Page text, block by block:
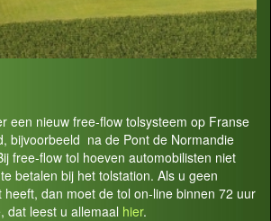
een nieuw free-flow tolsysteem op Franse
bijvoorbeeld na de Pont de Normandie
free-flow tol hoeven automobilisten niet
betalen bij het tolstation. Als u geen
heeft, dan moet de tol on-line binnen 72 uur
dat leest u allemaal hier.